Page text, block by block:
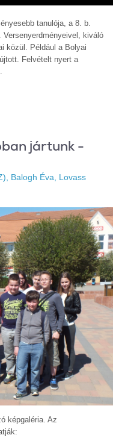
tanulója, a 8. b.
kiváló
közül. Például a Bolyai
Felvételt nyert a
jártunk -
Balogh Éva, Lovass
képgaléria. Az